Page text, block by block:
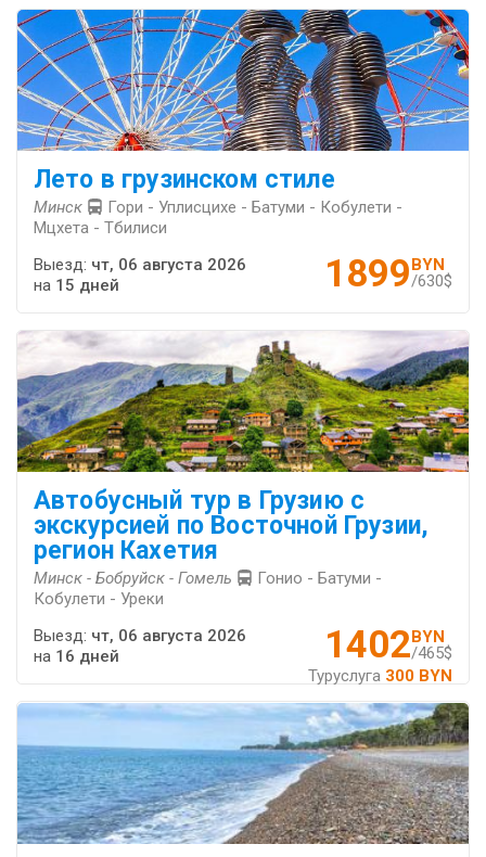
Лето в грузинском стиле
Минск
Гори - Уплисцихе - Батуми - Кобулети -
Мцхета - Тбилиси
1899 BYN
/630$
Выезд: чт, 06 августа 2026
на 15 дней
Автобусный тур в Грузию с
экскурсией по Восточной Грузии,
регион Кахетия
Минск - Бобруйск - Гомель
Гонио - Батуми -
Кобулети - Уреки
1402BYN
/465$
Туруслуга 300 BYN
Выезд: чт, 06 августа 2026
на 16 дней